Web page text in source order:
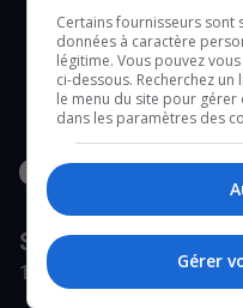
STATION
171-A Rue Jean-Proulx,
Certains fournisseurs
données à caractère
légitime. Vous pouvez
ci-dessous. Recherchez
le menu du site pour
dans les paramètres des
Gérer